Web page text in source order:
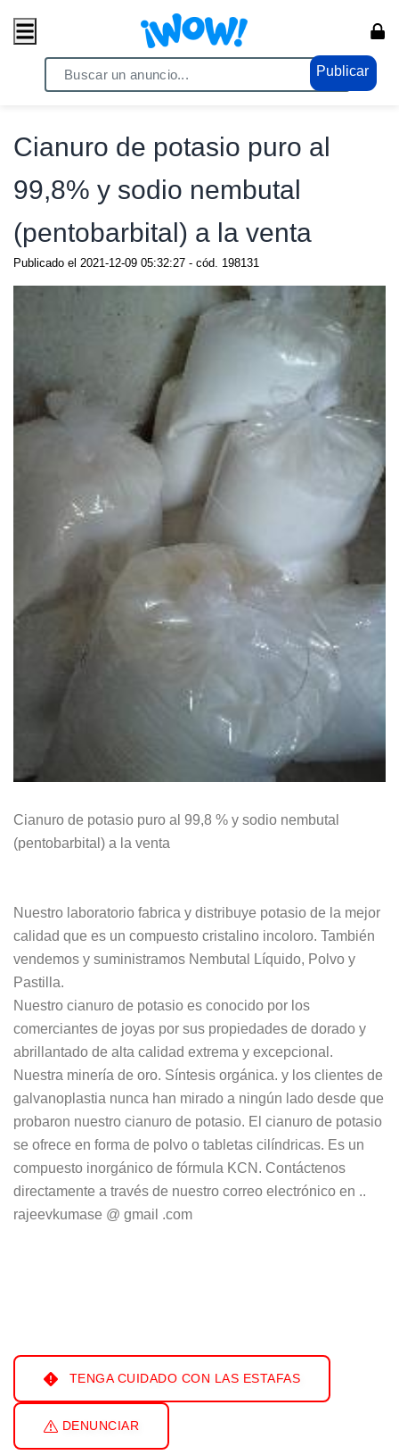
Publicar
/ Moda / Cosmética y Belleza
Cianuro de potasio puro al
99,8% y sodio nembutal
(pentobarbital) a la venta
Publicado el 2021-12-09 05:32:27 - cód. 198131
Cianuro de potasio puro al 99,8 % y sodio nembutal
(pentobarbital) a la venta
Nuestro laboratorio fabrica y distribuye potasio de la mejor
calidad que es un compuesto cristalino incoloro. También
vendemos y suministramos Nembutal Líquido, Polvo y
Pastilla.
Nuestro cianuro de potasio es conocido por los
comerciantes de joyas por sus propiedades de dorado y
abrillantado de alta calidad extrema y excepcional.
Nuestra minería de oro. Síntesis orgánica. y los clientes de
galvanoplastia nunca han mirado a ningún lado desde que
probaron nuestro cianuro de potasio. El cianuro de potasio
se ofrece en forma de polvo o tabletas cilíndricas. Es un
compuesto inorgánico de fórmula KCN. Contáctenos
directamente a través de nuestro correo electrónico en ..
rajeevkumase @ gmail .com
TENGA CUIDADO CON LAS ESTAFAS
DENUNCIAR